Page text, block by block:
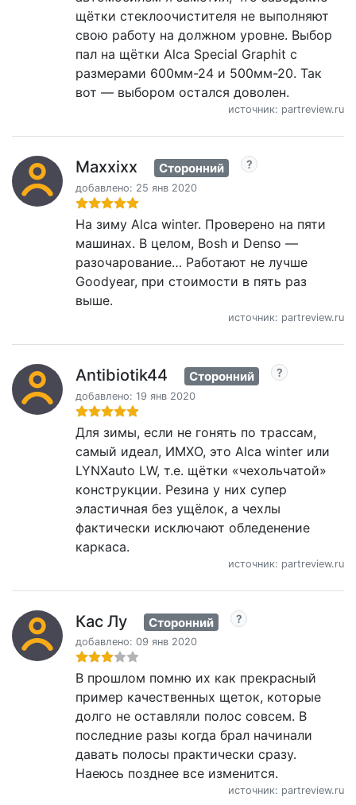
щётки стеклоочистителя не выполняют
свою работу на должном уровне. Выбор
пал на щётки Alca Special Graphit с
размерами 600мм-24 и 500мм-20. Так
вот — выбором остался доволен.
источник: partreview.ru
Maxxixx Сторонний
добавлено: 25 янв 2020
На зиму Alca winter. Проверено на пяти
машинах. В целом, Bosh и Denso —
разочарование… Работают не лучше
Goodyear, при стоимости в пять раз
выше.
источник: partreview.ru
Antibiotik44 Сторонний
добавлено: 19 янв 2020
Для зимы, если не гонять по трассам,
самый идеал, ИМХО, это Аlca winter или
LYNXauto LW, т.е. щётки «чехольчатой»
конструкции. Резина у них супер
эластичная без ущёлок, а чехлы
фактически исключают обледенение
каркаса.
источник: partreview.ru
Кас Лу Сторонний
добавлено: 09 янв 2020
В прошлом помню их как прекрасный
пример качественных щеток, которые
долго не оставляли полос совсем. В
последние разы когда брал начинали
давать полосы практически сразу.
Наеюсь позднее все изменится.
источник: partreview.ru